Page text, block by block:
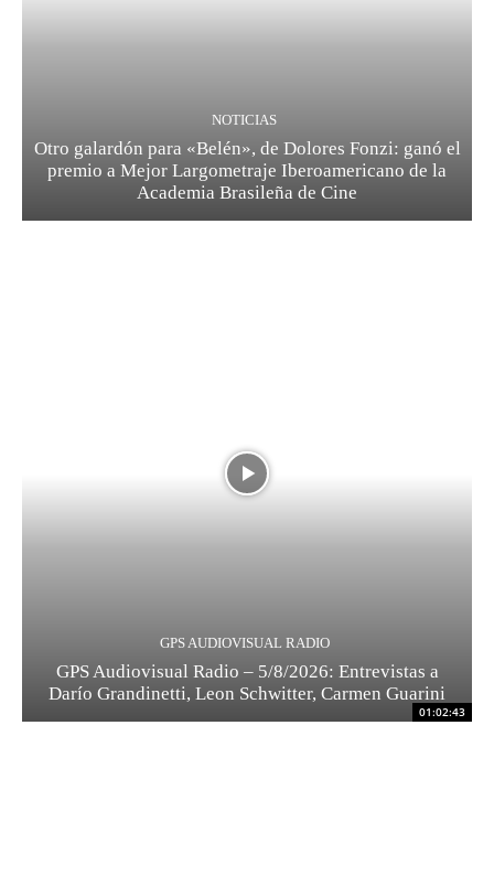
NOTICIAS
Otro galardón para «Belén», de Dolores Fonzi: ganó el
premio a Mejor Largometraje Iberoamericano de la
Academia Brasileña de Cine
01:02:43
GPS AUDIOVISUAL RADIO
GPS Audiovisual Radio – 5/8/2026: Entrevistas a
Darío Grandinetti, Leon Schwitter, Carmen Guarini